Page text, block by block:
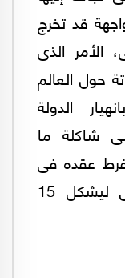
قد تخرج
الأمر الذى
حول العالم
الدولة
شاكلة ما
عقده فى
بداية تسعينيات القرن الماضى ليشكل 15